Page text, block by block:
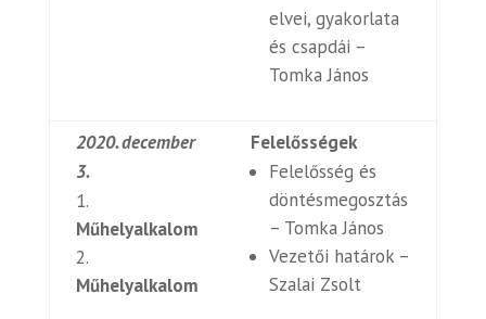
elvei, gyakorlata
és csapdái –
Tomka János
2020. december
3.
Műhelyalkalom
Műhelyalkalom
Felelősségek
Felelősség és
döntésmegosztás
– Tomka János
Vezetői határok –
Szalai Zsolt